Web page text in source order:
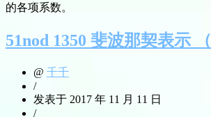
的各项系数。
51nod 1350 斐波那契表示 （
@ 千千
/
发表于 2017 年 11 月 11 日
/